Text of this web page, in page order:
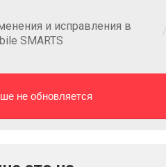
и исправления в
SMARTS
не обновляется